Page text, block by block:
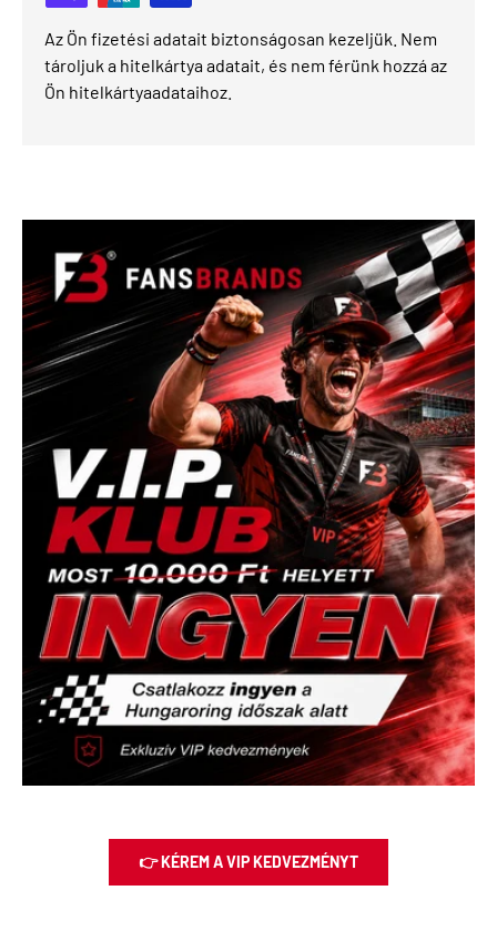
Az Ön fizetési adatait biztonságosan kezeljük. Nem
tároljuk a hitelkártya adatait, és nem férünk hozzá az
Ön hitelkártyaadataihoz.
👉 KÉREM A VIP KEDVEZMÉNYT